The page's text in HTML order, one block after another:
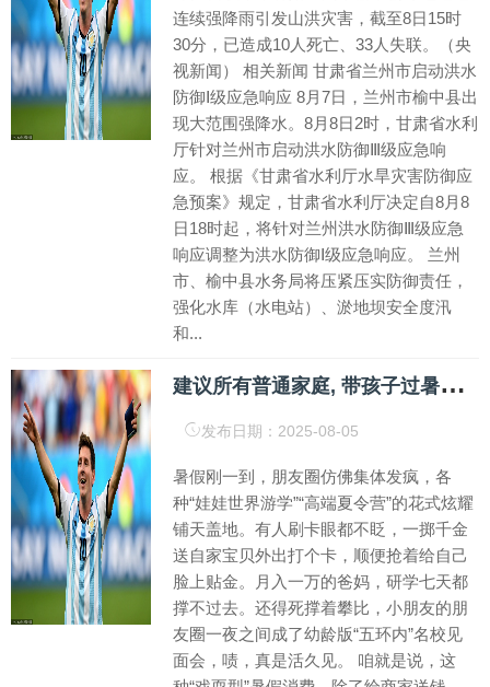
连续强降雨引发山洪灾害，截至8日15时
30分，已造成10人死亡、33人失联。（央
视新闻） 相关新闻 甘肃省兰州市启动洪水
防御Ⅰ级应急响应 8月7日，兰州市榆中县出
现大范围强降水。8月8日2时，甘肃省水利
厅针对兰州市启动洪水防御Ⅲ级应急响
应。 根据《甘肃省水利厅水旱灾害防御应
急预案》规定，甘肃省水利厅决定自8月8
日18时起，将针对兰州洪水防御Ⅲ级应急
响应调整为洪水防御Ⅰ级应急响应。 兰州
市、榆中县水务局将压紧压实防御责任，
强化水库（水电站）、淤地坝安全度汛
和...
建
议所有普通家庭, 带孩子过暑假, 低配生活, 高配格局
发布日期：2025-08-05
暑假刚一到，朋友圈仿佛集体发疯，各
种“娃娃世界游学”“高端夏令营”的花式炫耀
铺天盖地。有人刷卡眼都不眨，一掷千金
送自家宝贝外出打个卡，顺便抢着给自己
脸上贴金。月入一万的爸妈，研学七天都
撑不过去。还得死撑着攀比，小朋友的朋
友圈一夜之间成了幼龄版“五环内”名校见
面会，啧，真是活久见。 咱就是说，这